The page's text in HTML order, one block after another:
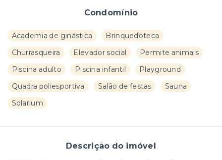
Condomínio
Academia de ginástica
Brinquedoteca
Churrasqueira
Elevador social
Permite animais
Piscina adulto
Piscina infantil
Playground
Quadra poliesportiva
Salão de festas
Sauna
Solarium
Descrição do imóvel